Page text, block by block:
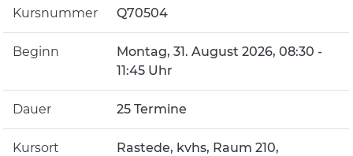
Kursnummer Q70504
Beginn
Montag, 31. August 2026, 08:30 -
11:45 Uhr
Dauer 25 Termine
Kursort
Rastede, kvhs, Raum 210,